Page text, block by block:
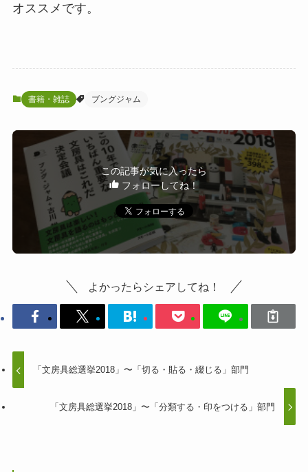
オススメです。
書籍・雑誌 ブングジャム
この記事が気に入ったら
フォローしてね！
よかったらシェアしてね！
「文房具総選挙2018」〜「切る・貼る・綴じる」部門
「文房具総選挙2018」〜「分類する・印をつける」部門